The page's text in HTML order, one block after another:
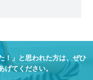
！」と思われた方は、 ぜひ
てください。